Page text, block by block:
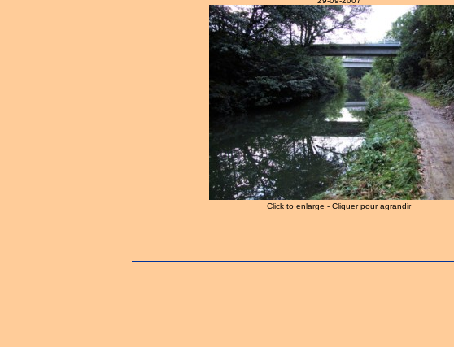
Click to enlarge - Cliquer pour agrandir